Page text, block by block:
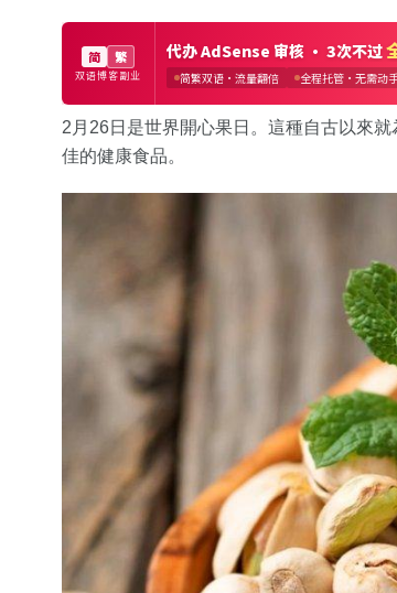
2月26日是世界開心果日。這種自古以來
佳的健康食品。